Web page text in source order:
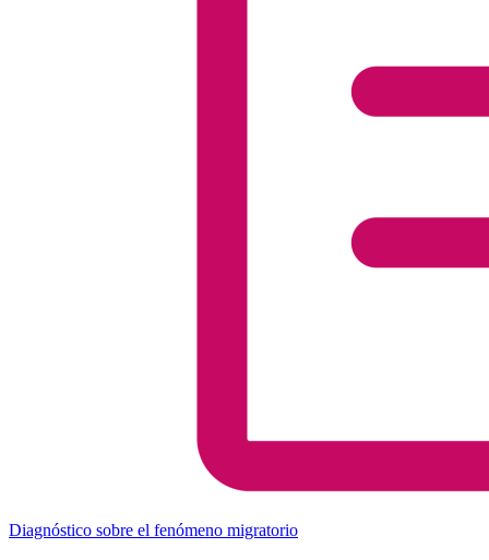
Diagnóstico sobre el fenómeno migratorio